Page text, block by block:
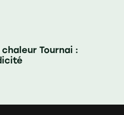
Tournai :